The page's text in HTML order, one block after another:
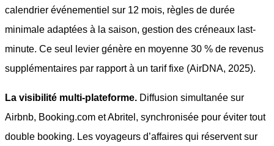
calendrier événementiel sur 12 mois, règles de durée
minimale adaptées à la saison, gestion des créneaux last-
minute. Ce seul levier génère en moyenne 30 % de revenus
supplémentaires par rapport à un tarif fixe (AirDNA, 2025).
La visibilité multi-plateforme. Diffusion simultanée sur
Airbnb, Booking.com et Abritel, synchronisée pour éviter tout
double booking. Les voyageurs d’affaires qui réservent sur